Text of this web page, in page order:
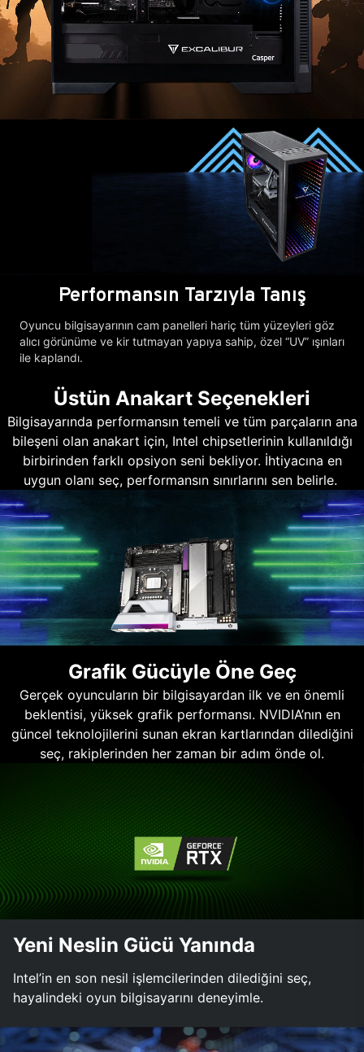
Performansın Tarzıyla Tanış
Oyuncu bilgisayarının cam panelleri hariç tüm yüzeyleri göz
alıcı görünüme ve kir tutmayan yapıya sahip, özel “UV” ışınları
ile kaplandı.
Üstün Anakart Seçenekleri
Bilgisayarında performansın temeli ve tüm parçaların ana
bileşeni olan anakart için, Intel chipsetlerinin kullanıldığı
birbirinden farklı opsiyon seni bekliyor. İhtiyacına en
uygun olanı seç, performansın sınırlarını sen belirle.
Grafik Gücüyle Öne Geç
Gerçek oyuncuların bir bilgisayardan ilk ve en önemli
beklentisi, yüksek grafik performansı. NVIDIA’nın en
güncel teknolojilerini sunan ekran kartlarından dilediğini
seç, rakiplerinden her zaman bir adım önde ol.
Yeni Neslin Gücü Yanında
Intel’in en son nesil işlemcilerinden dilediğini seç,
hayalindeki oyun bilgisayarını deneyimle.